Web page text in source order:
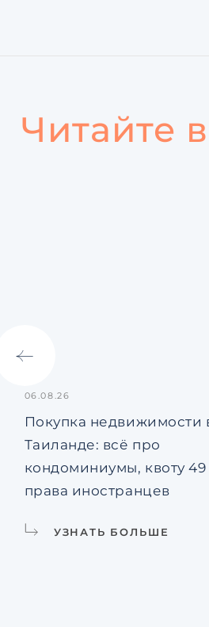
Читайте в
06.08.26
Покупка недвижимости
Таиланде: всё про
кондоминиумы, квоту 49
права иностранцев
УЗНАТЬ БОЛЬШЕ